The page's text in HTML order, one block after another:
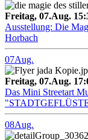
Freitag, 07.Aug.
Ausstellung: Die
Horbach
07Aug.
Freitag, 07.Aug.
Das Mini Streetart
08Aug.